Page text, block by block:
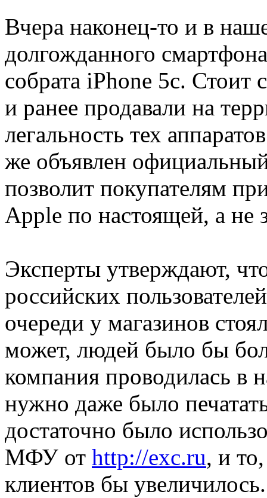
Вчера наконец-то и в
долгожданного
собрата iPhone 5c. Стоит
и ранее продавали на
легальность тех
же объявлен
позволит покупателям
Apple по настоящей, а не
Эксперты утверждают,
российских
очереди у магазинов
может, людей было бы
компания проводилась в
нужно даже было
достаточно было
МФУ от http://exc.ru, и
клиентов бы увеличилось.